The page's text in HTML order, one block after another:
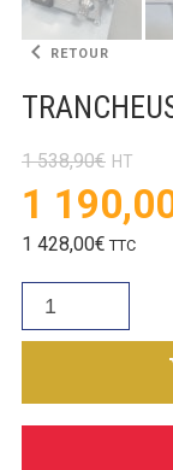
TABLE DE
TABLE
TABLE
keyboard_arrow_left RETOUR
1 538,90€
Le
prix
initial
était :
538,90€.
1
Le
actuel
est :
190,00€.
1 428,00€ TTC
quantité
350